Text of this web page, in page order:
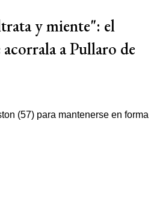
y miente": el
a Pullaro de